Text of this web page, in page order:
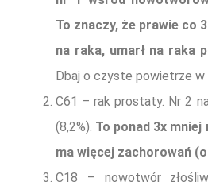
To znaczy, że prawie co
na raka, umarł na raka
Dbaj o czyste powietrze w
C61 – rak prostaty. Nr 2
(8,2%). To ponad 3x
ma więcej zachorowań
C18 – nowotwór